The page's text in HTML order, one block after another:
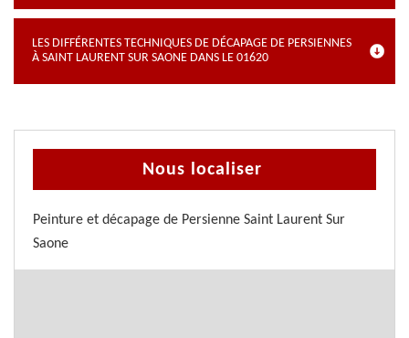
LES DIFFÉRENTES TECHNIQUES DE DÉCAPAGE DE PERSIENNES
À SAINT LAURENT SUR SAONE DANS LE 01620
Nous localiser
Peinture et décapage de Persienne Saint Laurent Sur
Saone